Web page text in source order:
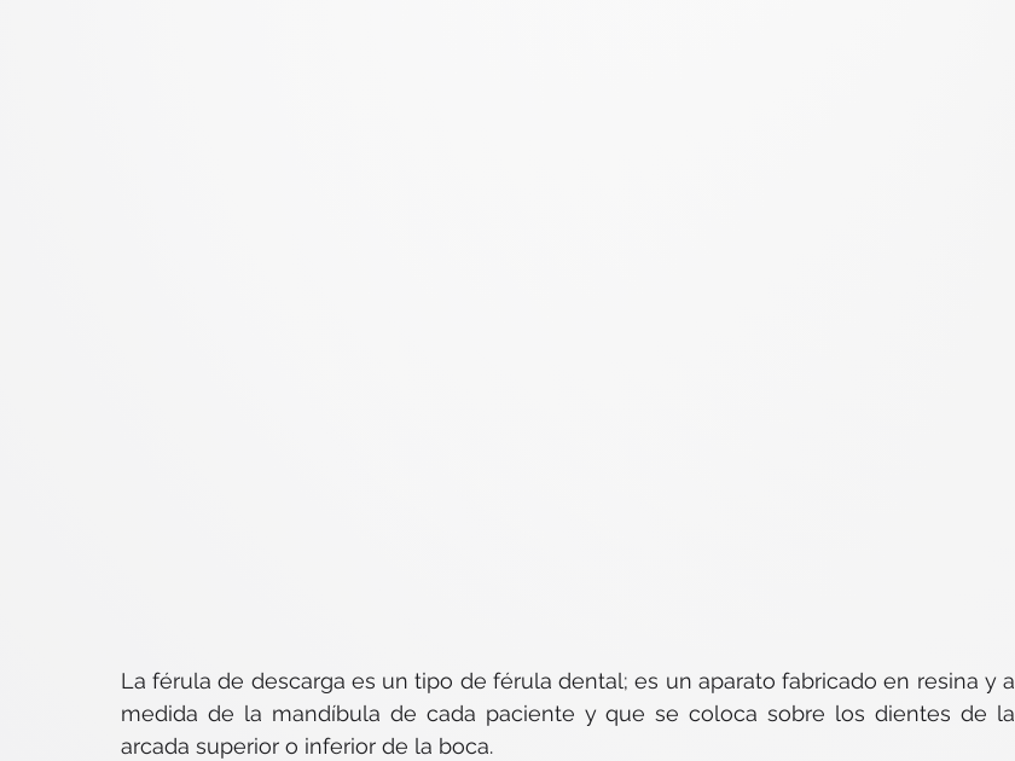
La férula de descarga es un tipo de férula dental; es un aparato fabricado en resina y a
medida de la mandíbula de cada paciente y que se coloca sobre los dientes de la
arcada superior o inferior de la boca.